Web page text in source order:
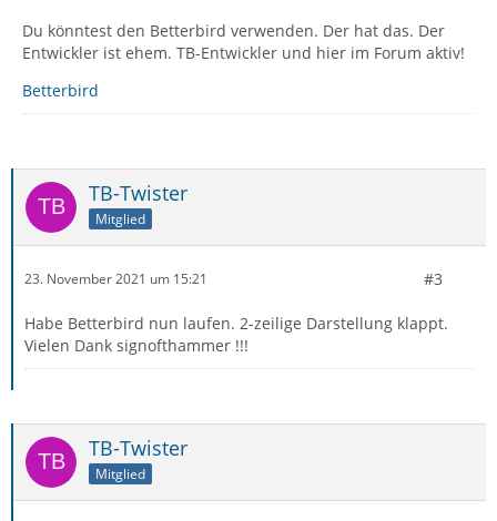
Du könntest den Betterbird verwenden. Der hat das. Der
Entwickler ist ehem. TB-Entwickler und hier im Forum aktiv!
Betterbird
TB-Twister
Mitglied
23. November 2021 um 15:21 #3
Habe Betterbird nun laufen. 2-zeilige Darstellung klappt.
Vielen Dank signofthammer !!!
TB-Twister
Mitglied